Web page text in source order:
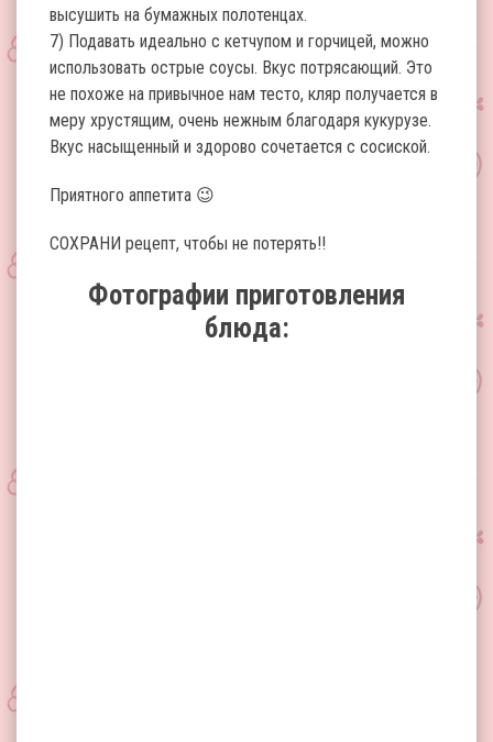
высушить на бумажных полотенцах.
7) Подавать идеально с кетчупом и горчицей, можно
использовать острые соусы. Вкус потрясающий. Это
не похоже на привычное нам тесто, кляр получается в
меру хрустящим, очень нежным благодаря кукурузе.
Вкус насыщенный и здорово сочетается с сосиской.
Приятного аппетита 😉
СОХРАНИ рецепт, чтобы не потерять!!
Фотографии приготовления
блюда: